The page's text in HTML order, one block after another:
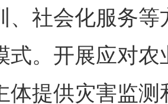
、社会化服务
式。开展应对
体提供灾害监